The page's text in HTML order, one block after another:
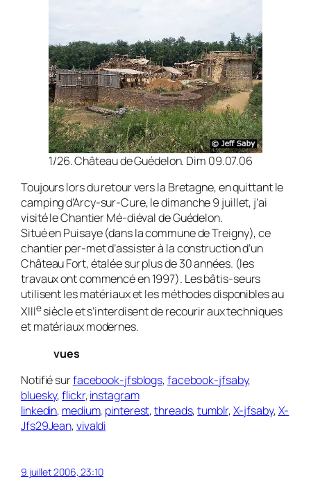
1/26. Château de Guédelon. Dim 09.07.06
Toujours lors du retour vers la Bretagne, en quittant le
camping d’Arcy-sur-Cure, le dimanche 9 juillet, j’ai
visité le Chantier Mé-diéval de Guédelon.
Situé en Puisaye (dans la commune de Treigny), ce
chantier per-met d’assister à la construction d’un
Château Fort, étalée sur plus de 30 années. (les
travaux ont commencé en 1997). Les bâtis-seurs
utilisent les matériaux et les méthodes disponibles au
XIIIesiècle et s’interdisent de recourir aux techniques
et matériaux modernes.
vues
Notifié surfacebook-jfsblogs,facebook-jfsaby,
bluesky,flickr,instagram
linkedin, medium, pinterest,threads,tumblr,X-jfsaby,X-
Jfs29Jean,vivaldi
9 juillet 2006, 23:10